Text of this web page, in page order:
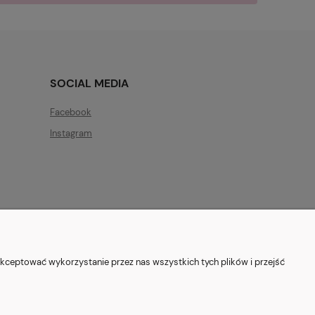
SOCIAL MEDIA
Facebook
Instagram
wykorzystanie przez nas wszystkich tych plików i przejść